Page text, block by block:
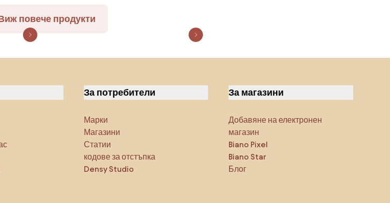
повече продукти
За потребители
Марки
Магазини
Статии
кодове за отстъпка
Densy Studio
За магазини
Добавяне на електронен
магазин
Biano Pixel
Biano Star
Блог